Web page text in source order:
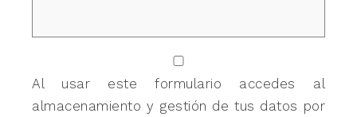
Al usar este formulario accedes al
almacenamiento y gestión de tus datos por